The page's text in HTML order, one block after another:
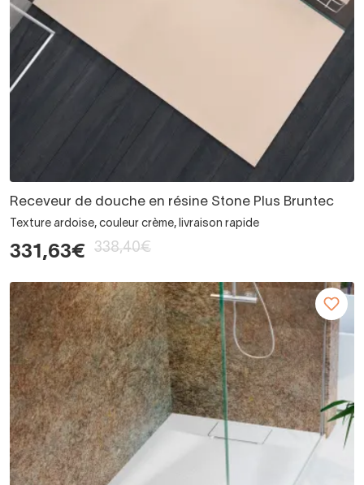
Receveur de douche en résine Stone Plus Bruntec
Texture ardoise, couleur crème, livraison rapide
331,63€ 338,40€